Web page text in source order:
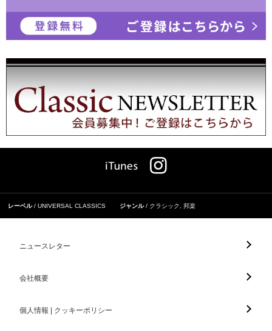
レーベル UNIVERSAL CLASSICS ジャンル クラシック, 邦楽
ニュースレター
会社概要
個人情報 | クッキーポリシー